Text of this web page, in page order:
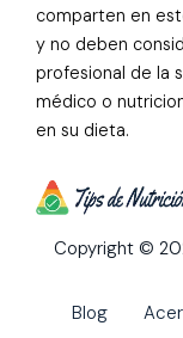
comparten en
y no deben
profesional de la
médico o
en su dieta.
Copyright ©
Blog